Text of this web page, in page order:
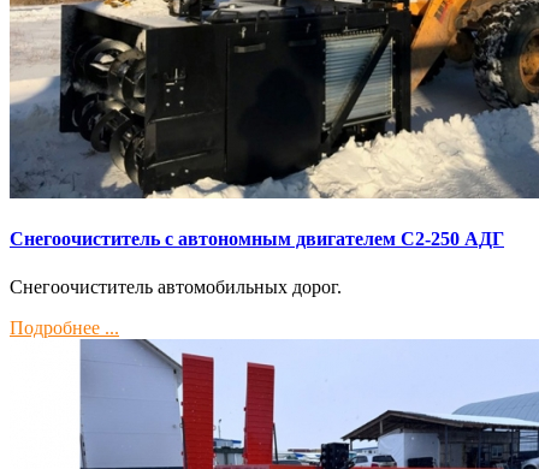
Снегоочиститель с автономным двигателем С2-250 АДГ
Снегоочиститель автомобильных дорог.
Подробнее ...